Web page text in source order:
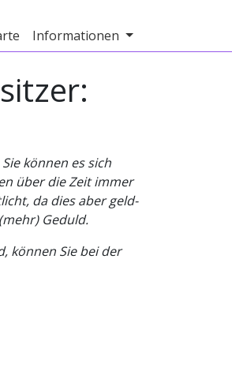
Informationen
können es sich
über die Zeit immer
da dies aber geld-
Geduld.
können Sie bei der